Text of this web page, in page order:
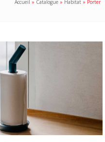
Accueil » Catalogue » Habitat » Porter